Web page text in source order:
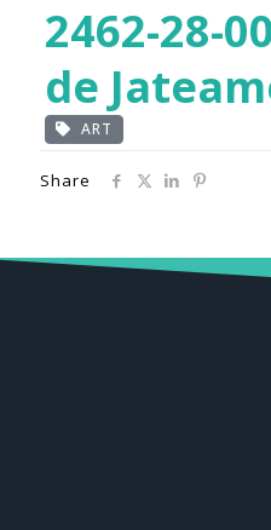
2462-28-
de
ART
Share